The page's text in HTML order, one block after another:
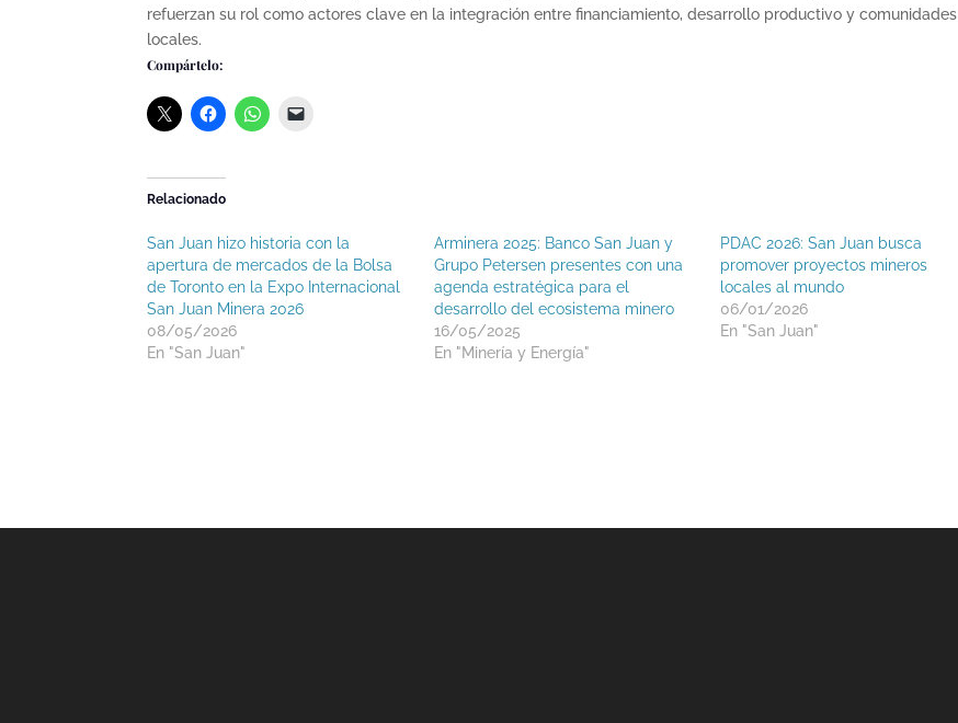
refuerzan su rol como actores clave en la integración entre financiamiento, desarrollo productivo y comunidades
locales.
Compártelo:
Relacionado
San Juan hizo historia con la
apertura de mercados de la Bolsa
de Toronto en la Expo Internacional
San Juan Minera 2026
08/05/2026
En "San Juan"
Arminera 2025: Banco San Juan y
Grupo Petersen presentes con una
agenda estratégica para el
desarrollo del ecosistema minero
16/05/2025
En "Minería y Energía"
PDAC 2026: San Juan busca
promover proyectos mineros
locales al mundo
06/01/2026
En "San Juan"